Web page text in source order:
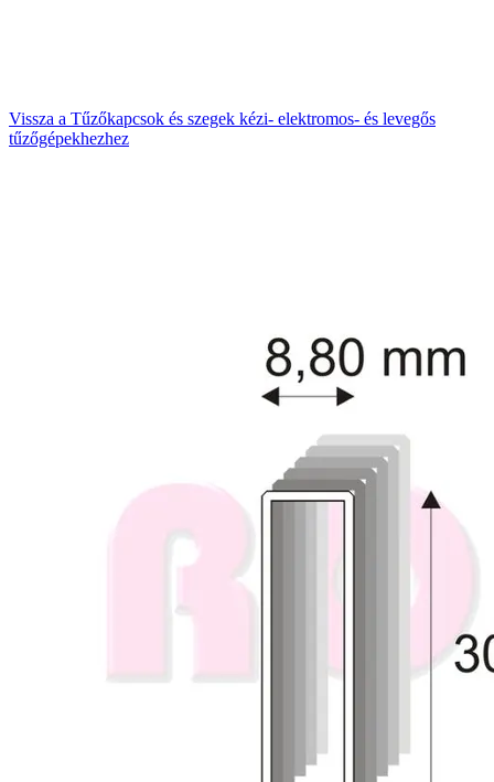
Vissza a Tűzőkapcsok és szegek kézi- elektromos- és levegős
tűzőgépekhezhez